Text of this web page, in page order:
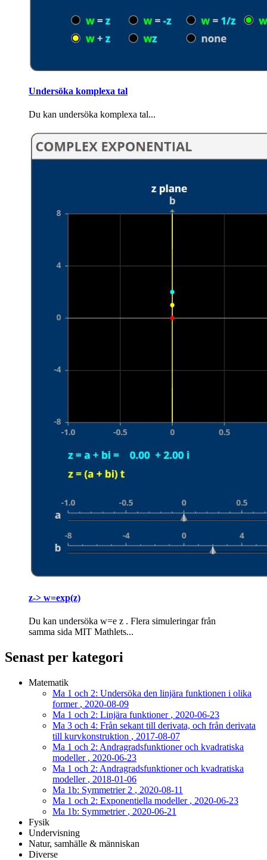
Undersöka komplexa tal
Du kan undersöka komplexa tal...
z-> w=exp(z)
Du kan undersöka w=e z . Flera simuleringar från
samma sida MIT Mathlets...
Senast per kategori
Matematik
Ma 1 och 2: Undersöka den linjära funktionen i olika
former , 2020-08-09
Ma 1 och 2: Linjära funktioner , 2020-06-23
Ma 3 och 4: Från sekant till derivata, och från derivata
till kurvkonstruktion , 2017-08-07
Ma 1 och 2: Andragradsfunktioner och kvadratiska
modeller , 2020-06-23
Ma 1 och 2: Andragradsfunktioner och kvadratiska
modeller , 2018-01-06
Ma 1b: Symmetrier 2 , 2020-08-11
Ma 1 och 2: Exponentiella modeller , 2020-06-23
Ma 1b: Symmetrier , 2020-06-21
Fysik
Undervisning
Natur, samhälle & människan
Diverse